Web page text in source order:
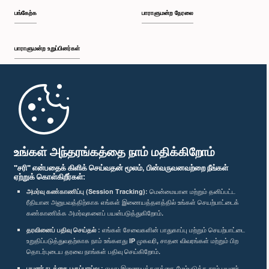
உங்கள் அந்தரங்கத்தை நாம் மதிக்கிறோம்
"சரி" என்பதைக் கிளிக் செய்வதன் மூலம், பின்வருவனவற்றை நீங்கள்
ஏற்றுக் கொள்கிறீர்கள்:
அமர்வு கண்காணிப்பு (Session Tracking): மென்மையான மற்றும் தனிப்பட்ட
ரீதியான அனுபவத்திற்காக எங்கள் இணையத்தளத்தில் உங்கள் செயற்பாட்டைக்
கண்காணிக்க அமர்வுகளைப் பயன்படுத்துகிறோம்.
தரவினைப் பதிவு செய்தல் : எங்கள் சேவைகளின் பாதுகாப்பு மற்றும் செயற்பாட்டை
உறுதிப்படுத்துவதற்காக நாம் உங்களது IP முகவரி, சாதன விவரங்கள் மற்றும் பிற
தொடர்புடைய தரவை நாங்கள் பதிவு செய்கிறோம்.
பங்கேற்க
பாராளுமன்ற உறுப்பினர்கள்
முதற்பக்கம்
பாராளுமன்ற நேரலை
பாராளுமன்ற கையடக்க செயலி
எம்மை பின்தொடர்க :
விருதுகள்